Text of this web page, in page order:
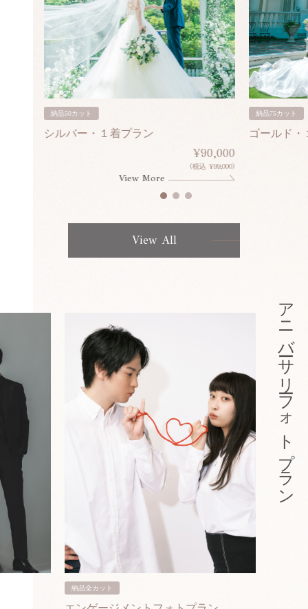
納品50カット
シルバー・１着プラン
¥90,000
(税込 ¥99,000)
View More
納品75カット
ゴールド・
View All
納品全カット
アニバーサリーフォトプラン